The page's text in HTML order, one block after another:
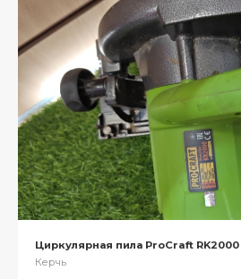
Циркулярная пила ProCraft RK2000
Керчь